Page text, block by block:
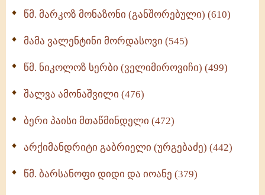
წმ. მარკოზ მონაზონი (განშორებული) (610)
მამა ვალენტინი მორდასოვი (545)
წმ. ნიკოლოზ სერბი (ველიმიროვიჩი) (499)
შალვა ამონაშვილი (476)
ბერი პაისი მთაწმინდელი (472)
არქიმანდრიტი გაბრიელი (ურგებაძე) (442)
წმ. ბარსანოფი დიდი და იოანე (379)